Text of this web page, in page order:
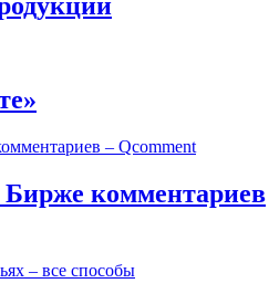
Бирже комментариев